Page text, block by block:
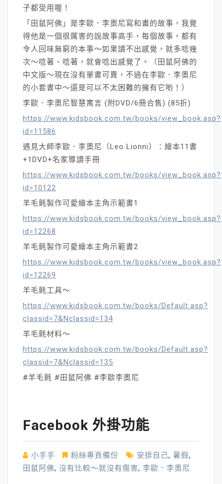
子都受用喔！
「田鼠阿佛」是李歐．李奧尼寫和畫的故事，我覺
得他是一個很厲害的說故事高手，每個故事，都有
令人回味無窮的本事～如果讀不出感覺，就多唸幾
次～唸著、唸著，就會唸出感覺了。（田鼠阿佛的
中文版～現在沒有單書可賣，不過在李歐．李奧尼
的小套書中～還是可以不太困難的擁有它喲！）
李歐．李奧尼智慧寓言 (附DVD/6冊合售) (85折)
https://www.kidsbook.com.tw/books/view_book.asp?
id=11586
遇見大師李歐．李奧尼（Leo Lionni）：繪本11書
+1DVD+名家導讀手冊
https://www.kidsbook.com.tw/books/view_book.asp?
id=10122
羊毛氈製作可愛繪本主角示範書1
https://www.kidsbook.com.tw/books/view_book.asp?
id=12268
羊毛氈製作可愛繪本主角示範書2
https://www.kidsbook.com.tw/books/view_book.asp?
id=12269
羊毛氈工具～
https://www.kidsbook.com.tw/books/Default.asp?
classid=7&Nclassid=134
羊毛氈材料～
https://www.kidsbook.com.tw/books/Default.asp?
classid=7&Nclassid=135
#羊毛氈 #田鼠阿佛 #李歐李奧尼
Facebook 外掛功能
小手手 粉絲專頁備份 安排自己, 暑假,
田鼠阿佛, 沒有比較～就沒有傷害, 李歐．李奧尼